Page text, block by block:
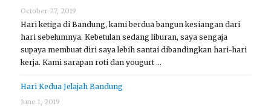
October 27, 2019
Hari ketiga di Bandung, kami berdua bangun kesiangan dari
hari sebelumnya. Kebetulan sedang liburan, saya sengaja
supaya membuat diri saya lebih santai dibandingkan hari-hari
kerja. Kami sarapan roti dan yougurt …
Hari Kedua Jelajah Bandung
June 1, 2019